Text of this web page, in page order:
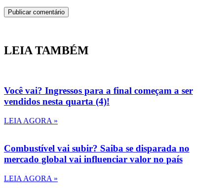
LEIA TAMBÉM
Você vai? Ingressos para a final começam a ser
vendidos nesta quarta (4)!
LEIA AGORA »
Combustível vai subir? Saiba se disparada no
mercado global vai influenciar valor no país
LEIA AGORA »